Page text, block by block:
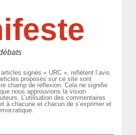
signés « URC », reflètent l’avis
proposés sur ce site sont
champ de réflexion. Cela ne signifie
nous approuvions la vision
L’utilisation des commentaires
à chacune et chacun de s’exprimer et